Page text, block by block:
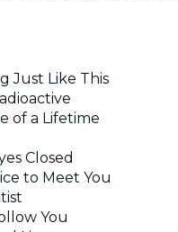
Just Like This
of a Lifetime
Closed
to Meet You
You